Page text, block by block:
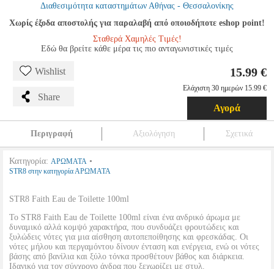
Διαθεσιμότητα καταστημάτων Αθήνας - Θεσσαλονίκης
Χωρίς έξοδα αποστολής για παραλαβή από οποιοδήποτε eshop point!
Σταθερά Χαμηλές Τιμές!
Εδώ θα βρείτε κάθε μέρα τις πιο ανταγωνιστικές τιμές
Wishlist
Share
15.99 €
Ελάχιστη 30 ημερών 15.99 €
Αγορά
Περιγραφή Αξιολόγηση Σχετικά
Κατηγορία: ΑΡΩΜΑΤΑ •
STR8 στην κατηγορία ΑΡΩΜΑΤΑ
STR8 Faith Eau de Toilette 100ml
Το STR8 Faith Eau de Toilette 100ml είναι ένα ανδρικό άρωμα με
δυναμικό αλλά κομψό χαρακτήρα, που συνδυάζει φρουτώδεις και
ξυλώδεις νότες για μια αίσθηση αυτοπεποίθησης και φρεσκάδας. Οι
νότες μήλου και περγαμόντου δίνουν ένταση και ενέργεια, ενώ οι νότες
βάσης από βανίλια και ξύλο τόνκα προσθέτουν βάθος και διάρκεια.
Ιδανικό για τον σύγχρονο άνδρα που ξεχωρίζει με στυλ.